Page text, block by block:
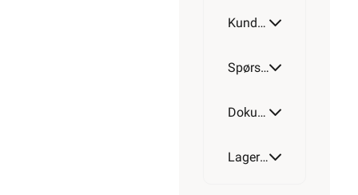
Kundeomtale
Spørsmål og svar
Dokumentasjon
Lagerstatus